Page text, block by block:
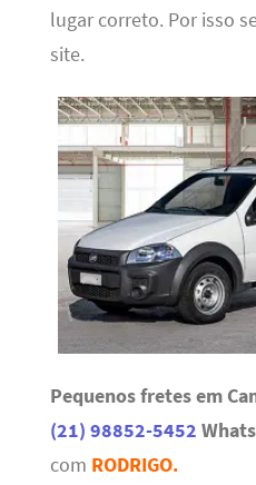
lugar correto. Por isso
site.
Pequenos fretes em
(21) 98852-5452
com RODRIGO.